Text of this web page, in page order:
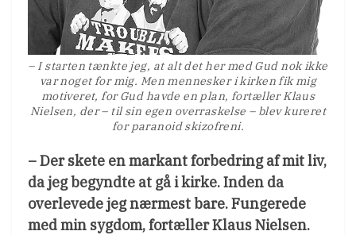
– I starten tænkte jeg, at alt det her med Gud nok ikke
var noget for mig. Men mennesker i kirken fik mig
motiveret, for Gud havde en plan, fortæller Klaus
Nielsen, der – til sin egen overraskelse – blev kureret
for paranoid skizofreni.
– Der skete en markant forbedring af mit liv,
da jeg begyndte at gå i kirke. Inden da
overlevede jeg nærmest bare. Fungerede
med min sygdom, fortæller Klaus Nielsen.